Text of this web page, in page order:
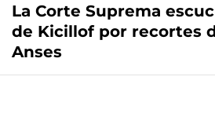
La Corte Suprema
de Kicillof por recortes
Anses